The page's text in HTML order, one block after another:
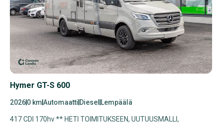
Hymer GT-S 600
20260 kmAutomaatti Diesel Lempäälä
417 CDI 170hv ** HETI TOIMITUKSEEN, UUTUUSMALLI,